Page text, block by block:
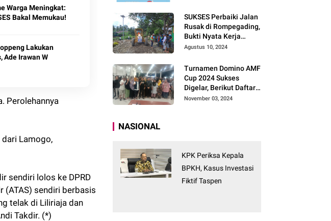
Warga Meningkat:
Bakal Memukau!
Lakukan
Ade Irawan W
Perolehannya
Lamogo,
sendiri lolos ke DPRD
(ATAS) sendiri berbasis
telak di Liliriaja dan
Takdir. (*)
SUKSES Perbaiki Jalan
Rusak di Rompegading,
Bukti Nyata Kerja
Tanpa Tunggu
Agustus 10, 2024
Turnamen Domino AMF
Cup 2024 Sukses
Digelar, Berikut Daftar
Pemenangnya
November 03, 2024
NASIONAL
KPK Periksa Kepala
BPKH, Kasus Investasi
Fiktif Taspen